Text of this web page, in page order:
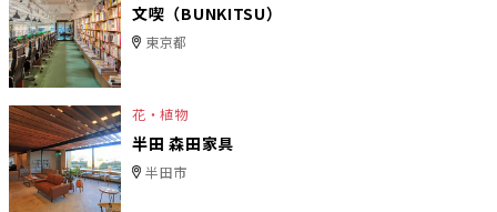
文喫（BUNKITSU）
東京都
花・植物
半田 森田家具
半田市